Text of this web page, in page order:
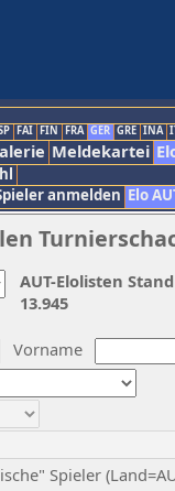
FAI FIN FRA GER GRE INA
Meldekartei
anmelden Elo
Vorname
Spieler
AUT-Elolisten
13.945